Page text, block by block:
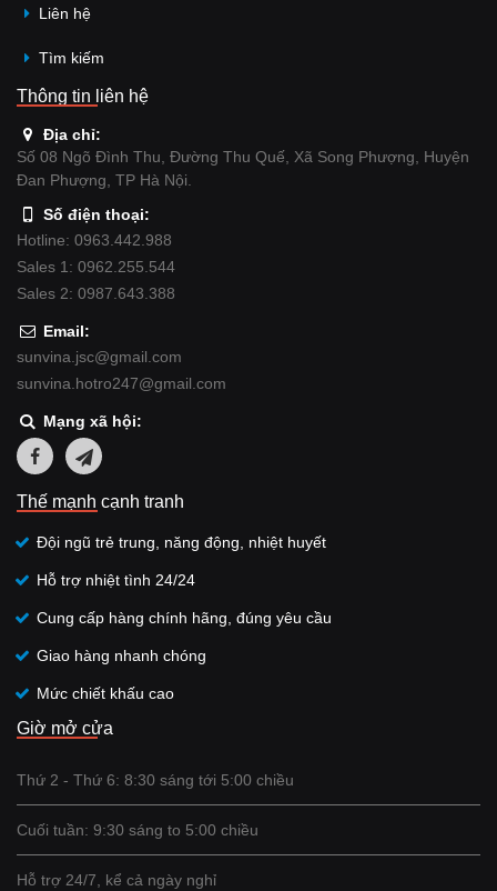
Liên hệ
Tìm kiếm
Thông tin liên hệ
Địa chỉ:
Số 08 Ngõ Đình Thu, Đường Thu Quế, Xã Song Phượng, Huyện
Đan Phượng, TP Hà Nội.
Số điện thoại:
Hotline: 0963.442.988
Sales 1: 0962.255.544
Sales 2: 0987.643.388
Email:
sunvina.jsc@gmail.com
sunvina.hotro247@gmail.com
Mạng xã hội:
Thế mạnh cạnh tranh
Đội ngũ trẻ trung, năng động, nhiệt huyết
Hỗ trợ nhiệt tình 24/24
Cung cấp hàng chính hãng, đúng yêu cầu
Giao hàng nhanh chóng
Mức chiết khấu cao
Giờ mở cửa
Thứ 2 - Thứ 6: 8:30 sáng tới 5:00 chiều
Cuối tuần: 9:30 sáng to 5:00 chiều
Hỗ trợ 24/7, kể cả ngày nghỉ